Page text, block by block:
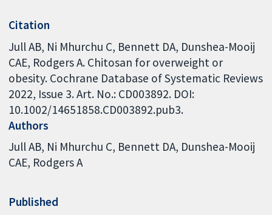
Citation
Jull AB, Ni Mhurchu C, Bennett DA, Dunshea-Mooij
CAE, Rodgers A. Chitosan for overweight or
obesity. Cochrane Database of Systematic Reviews
2022, Issue 3. Art. No.: CD003892. DOI:
10.1002/14651858.CD003892.pub3.
Authors
Jull AB Ni Mhurchu C Bennett DA Dunshea-Mooij
CAE Rodgers A
Published